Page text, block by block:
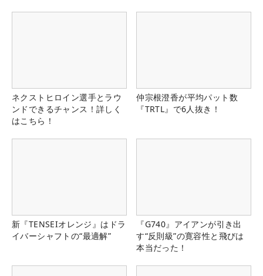
ネクストヒロイン選手とラウ
ンドできるチャンス！詳しく
はこちら！
仲宗根澄香が平均パット数
『TRTL』で6人抜き！
新『TENSEIオレンジ』はドラ
イバーシャフトの“最適解”
『G740』アイアンが引き出
す“反則級”の寛容性と飛びは
本当だった！